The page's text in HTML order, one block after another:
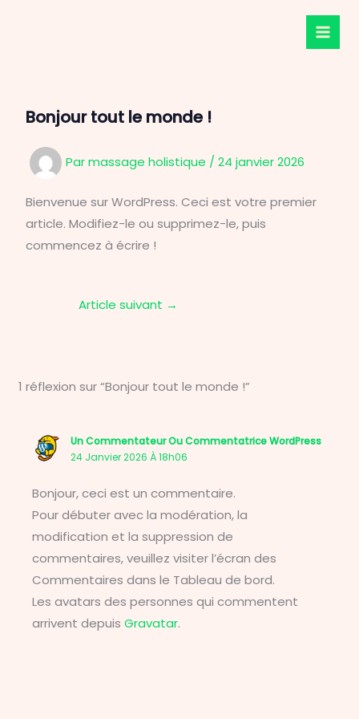
Bonjour tout le monde !
Parmassage holistique /24 janvier 2026
Bienvenue sur WordPress. Ceci est votre premier
article. Modifiez-le ou supprimez-le, puis
commencez à écrire !
Article suivant →
1 réflexion sur “Bonjour tout le monde !”
Un Commentateur Ou Commentatrice WordPress
24 Janvier 2026 À 18h06
Bonjour, ceci est un commentaire.
Pour débuter avec la modération, la
modification et la suppression de
commentaires, veuillez visiter l’écran des
Commentaires dans le Tableau de bord.
Les avatars des personnes qui commentent
arrivent depuisGravatar.